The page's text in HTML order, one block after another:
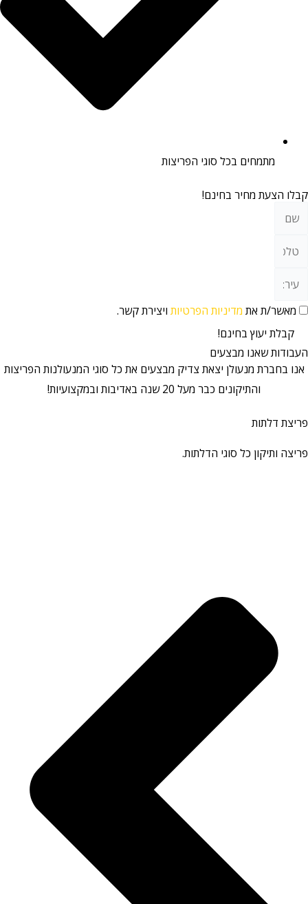
מתמחים בכל סוגי הפריצות
קבלו הצעת מחיר בחינם!
מאשר/ת את מדיניות הפרטיות ויצירת קשר.
קבלת יעוץ בחינם!
העבודות שאנו מבצעים
אנו בחברת מנעולן יצאת צדיק מבצעים את כל סוגי המנעולנות הפריצות
והתיקונים כבר מעל 20 שנה באדיבות ובמקצועיות!
פריצת דלתות
פריצה ותיקון כל סוגי הדלתות.